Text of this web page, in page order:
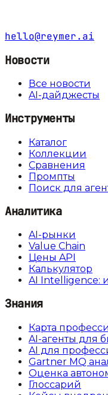
hello@reymer.ai
Новости
Все новости
AI-дайджесты
Инструменты
Каталог
Коллекции
Сравнения
Промпты
Поиск для
Аналитика
AI-рынки
Value Chain
Цены API
Калькулятор
AI Intelligence:
Знания
Карта
AI-агенты для
AI для
Gartner MQ
Оценка
Глоссарий